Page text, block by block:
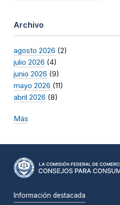
Archivo
agosto 2026 (2)
julio 2026 (4)
junio 2026 (9)
mayo 2026 (11)
abril 2026 (8)
Más
Información destacada